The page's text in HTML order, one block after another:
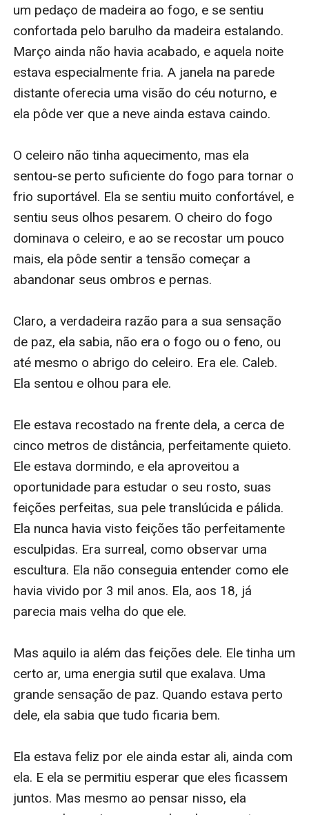
A jornada de Caitlin e Caleb os leva para um
redemoinho de locais históricos—desde o Hudson
Valley até Salem, e ao coração da Boston histórica—o
local exato onde bruxas foram enforcadas no monte
de Boston Common. Por que estes locais são tão
têm a ver com a descendência de Caitlin, e com o que
ela está se tornando?
Mas eles podem nem chegar lá. O amor de Caitlin e
Caleb está crescendo. E o seu romance p******o pode
destruir tudo o que eles desejam conquistar...
Vampiro, é tão bom quanto o primeiro,
TRANSFORMADA, e está cheio de ação, romance,
aventura e suspense. Este livro é uma ótima adição à
esta série e deixará você querendo mais de Morgan
apaixone novamente.”
--Vampirebooksite.com
“A série MEMÓRIAS DE UM VAMPIRO tem um ótimo
enredo, e AMADA em particular foi o tipo de livro que
você não consegue largar à noite. O final criou um
suspense tão espetacular que você irá querer comprar
o próximo livro imediatamente, só para ver o que
acontece. Como você pode ver, este livro foi um
grande passo para a série e recebe um A sólido.”
“Em AMADA, Morgan Rice demonstra novamente ser
uma contadora de histórias extremamente talentosa...
Cativante e divertido, eu gostei muito mais deste livro
pelo próximo título.”
--The Romance Reviews